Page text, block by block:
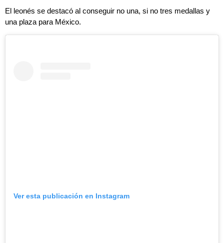
El leonés se destacó al conseguir no una, si no tres medallas y
una plaza para México.
Ver esta publicación en Instagram